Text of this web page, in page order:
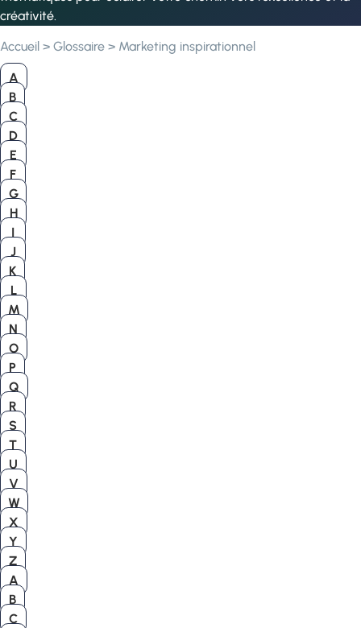
créativité.
Accueil > Glossaire > Marketing inspirationnel
A
B
C
D
E
F
G
H
I
J
K
L
M
N
O
P
Q
R
S
T
U
V
W
X
Y
Z
A
B
C